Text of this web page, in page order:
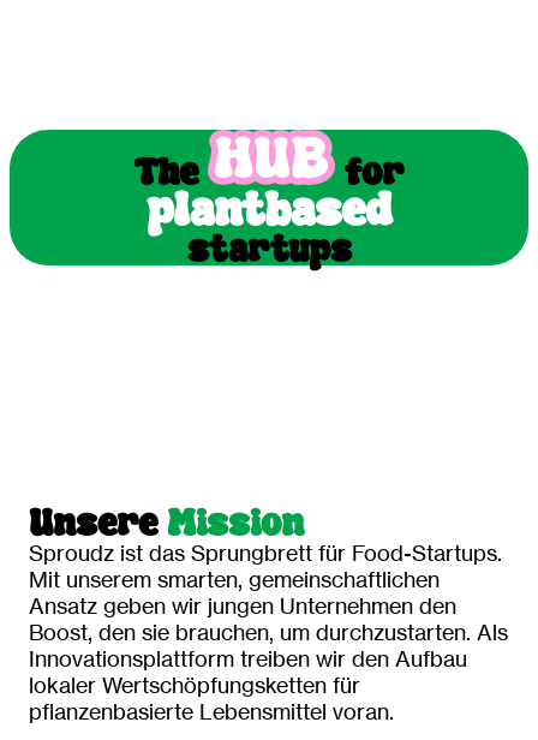
The for
plantbased
startups
UnsereMission
Sproudz ist das Sprungbrett für Food-Startups.
Mit unserem smarten, gemeinschaftlichen
Ansatz geben wir jungen Unternehmen den
Boost, den sie brauchen, um durchzustarten. Als
Innovationsplattform treiben wir den Aufbau
lokaler Wertschöpfungsketten für
pflanzenbasierte Lebensmittel voran.